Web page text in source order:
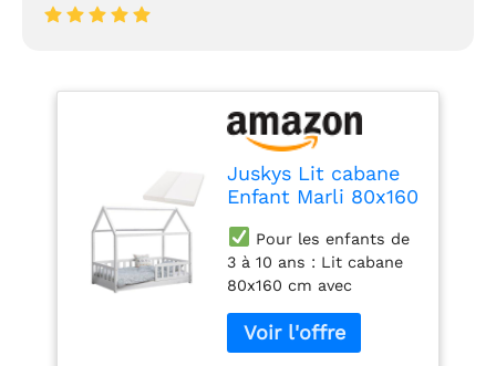
Juskys Lit cabane
Enfant Marli 80x160
antichute, sommier
à Lattes, Matelas
et Toit, Lit Maison
Montessori en Bois
Massif, Blanc
Pour les enfants de
3 à 10 ans : Lit cabane
80x160 cm avec
mousse froide pour
filles & garçons à partir